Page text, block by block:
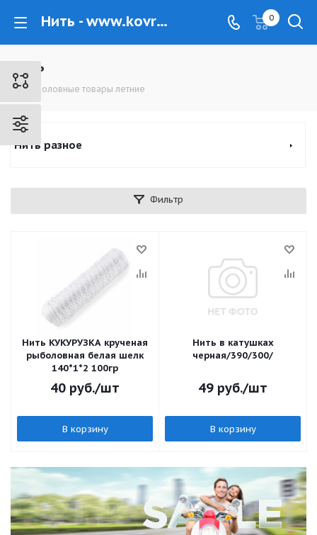
Нить - www.kovrovec.ru 0
Нить
Рыболовные товары летние
Нить разное
Фильтр
Нить КУКУРУЗКА крученая
рыболовная белая шелк
140*1*2 100гр
40 руб./шт
В корзину
Нить в катушках
черная/390/300/
49 руб./шт
В корзину